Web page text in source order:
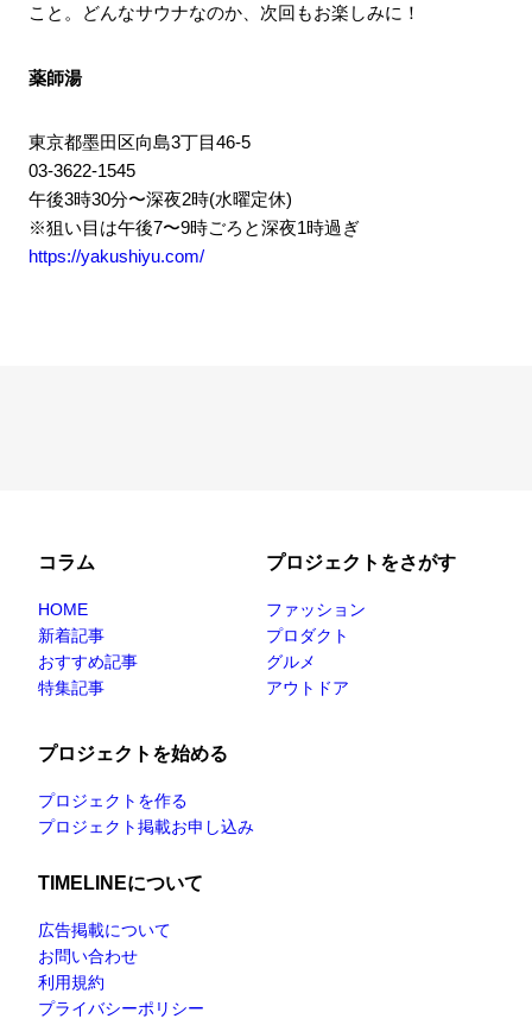
こと。どんなサウナなのか、次回もお楽しみに！
薬師湯
東京都墨田区向島3丁目46-5
03-3622-1545
午後3時30分〜深夜2時(水曜定休)
※狙い目は午後7〜9時ごろと深夜1時過ぎ
https://yakushiyu.com/
コラム
HOME
新着記事
おすすめ記事
特集記事
プロジェクトをさがす
ファッション
プロダクト
グルメ
アウトドア
プロジェクトを始める
プロジェクトを作る
プロジェクト掲載お申し込み
TIMELINEについて
広告掲載について
お問い合わせ
利用規約
プライバシーポリシー